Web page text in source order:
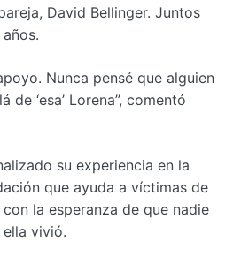
David Bellinger. Juntos
Nunca pensé que alguien
de ‘esa’ Lorena”, comentó
su experiencia en la
que ayuda a víctimas de
la esperanza de que nadie
vivió.